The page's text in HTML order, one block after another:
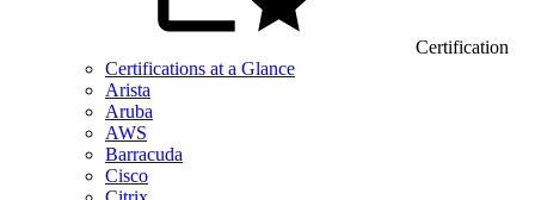
Certification
Certifications at a Glance
Arista
Aruba
AWS
Barracuda
Cisco